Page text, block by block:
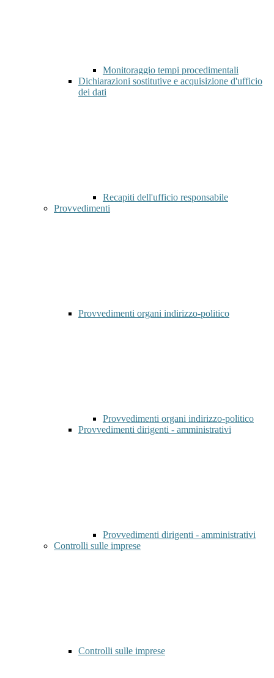
Monitoraggio tempi procedimentali
Dichiarazioni sostitutive e acquisizione d'ufficio
dei dati
Recapiti dell'ufficio responsabile
Provvedimenti
Provvedimenti organi indirizzo-politico
Provvedimenti organi indirizzo-politico
Provvedimenti dirigenti - amministrativi
Provvedimenti dirigenti - amministrativi
Controlli sulle imprese
Controlli sulle imprese